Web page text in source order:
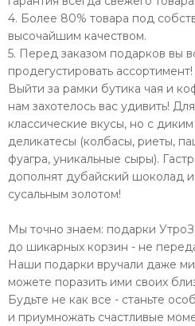
4. Более 80% товара под
высочайшим качеством.
5. Перед заказом подарков вы
продегустировать ассортимент!
Выйти за рамки бутика чая и
нам захотелось вас удивить!
классические вкусы, но с
деликатесы (колбасы, риеты,
фуагра, уникальные сыры).
дополнят дубайский шоколад
сусальным золотом!
Мы точно знаем: подарки
до шикарных корзин - не
Наши подарки вручали даже
можете поразить ими своих
Будьте не как все - станьте
и приумножать счастливые